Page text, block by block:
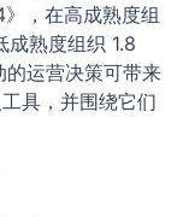
，在高成熟度组
成熟度组织 1.8
运营决策可带来
具，并围绕它们